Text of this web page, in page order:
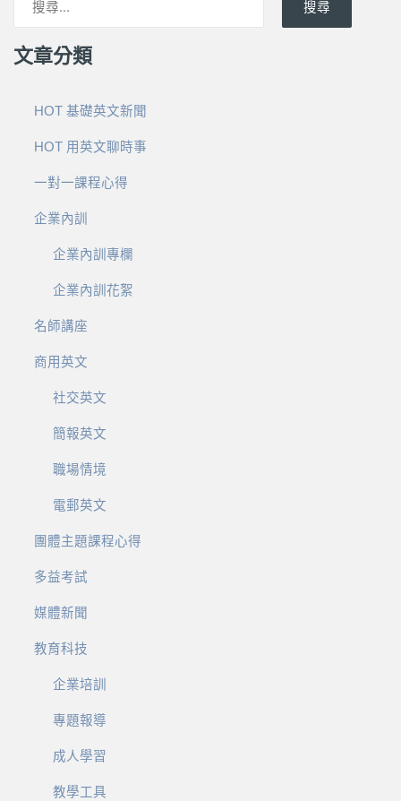
搜尋
文章分類
HOT 基礎英文新聞
HOT 用英文聊時事
一對一課程心得
企業內訓
企業內訓專欄
企業內訓花絮
名師講座
商用英文
社交英文
簡報英文
職場情境
電郵英文
團體主題課程心得
多益考試
媒體新聞
教育科技
企業培訓
專題報導
成人學習
教學工具